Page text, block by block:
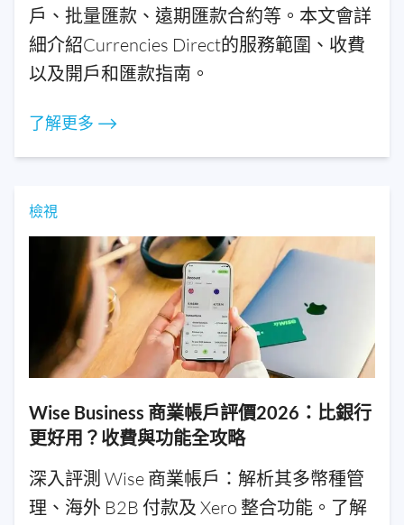
戶、批量匯款、遠期匯款合約等。本文會詳
細介紹Currencies Direct的服務範圍、收費
以及開戶和匯款指南。
了解更多 ⟶
檢視
Wise Business 商業帳戶評價2026：比銀行
更好用？收費與功能全攻略
深入評測 Wise 商業帳戶：解析其多幣種管
理、海外 B2B 付款及 Xero 整合功能。了解